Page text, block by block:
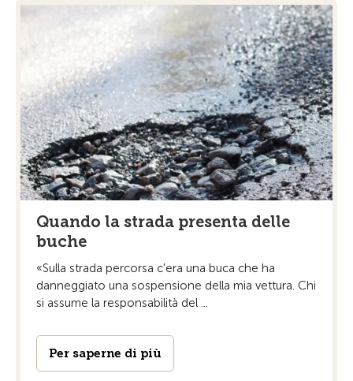
Quando la strada presenta delle
buche
«Sulla strada percorsa c'era una buca che ha
danneggiato una sospensione della mia vettura. Chi
si assume la responsabilità del ...
Per saperne di più